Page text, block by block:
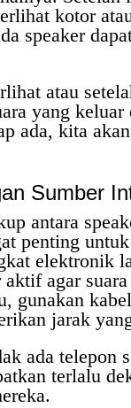
kotor
speaker
atau
yang
ada, kita
Sumber
antara
penting
elektronik
aktif agar
gunakan
jarak
ada telepon
terlalu